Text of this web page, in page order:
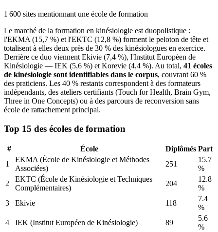
1 600 sites mentionnant une école de formation
Le marché de la formation en kinésiologie est duopolistique :
l'EKMA (15,7 %) et l'EKTC (12,8 %) forment le peloton de tête et
totalisent à elles deux près de 30 % des kinésiologues en exercice.
Derrière ce duo viennent Ekivie (7,4 %), l'Institut Européen de
Kinésiologie — IEK (5,6 %) et Korevie (4,4 %). Au total, 41 écoles
de kinésiologie sont identifiables dans le corpus, couvrant 60 %
des praticiens. Les 40 % restants correspondent à des formateurs
indépendants, des ateliers certifiants (Touch for Health, Brain Gym,
Three in One Concepts) ou à des parcours de reconversion sans
école de rattachement principal.
Top 15 des écoles de formation
# École Diplômés Part
1
EKMA (École de Kinésiologie et Méthodes
Associées)
251
15.7
%
2
EKTC (École de Kinésiologie et Techniques
Complémentaires)
204
12.8
%
3
Ekivie 118
7.4
%
4
IEK (Institut Européen de Kinésiologie) 89
5.6
%